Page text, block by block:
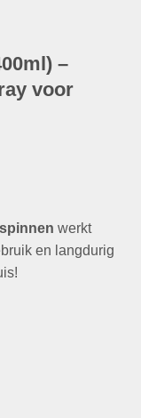
–
voor
werkt
en langdurig